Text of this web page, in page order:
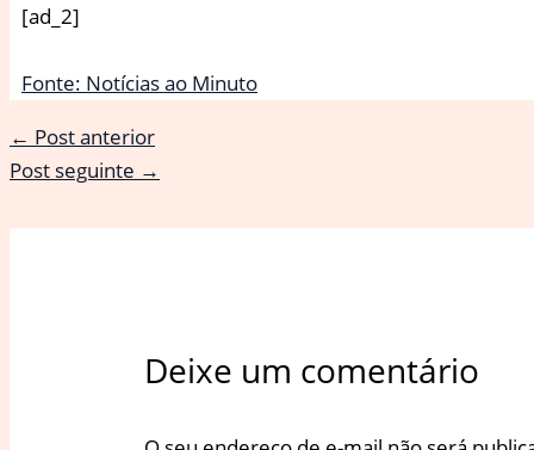
[ad_2]
Fonte: Notícias ao Minuto
← Post anterior
Post seguinte →
Deixe um comentário